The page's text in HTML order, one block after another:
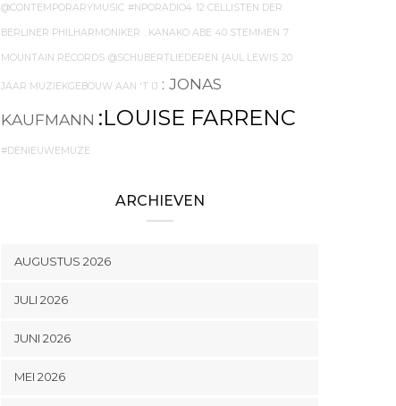
@CONTEMPORARYMUSIC #NPORADIO4 12 CELLISTEN DER
BERLINER PHILHARMONIKER . KANAKO ABE 40 STEMMEN 7
MOUNTAIN RECORDS @SCHUBERTLIEDEREN {AUL LEWIS 20
JAAR MUZIEKGEBOUW AAN 'T IJ : JONAS
KAUFMANN :LOUISE FARRENC
#DENIEUWEMUZE
ARCHIEVEN
AUGUSTUS 2026
JULI 2026
JUNI 2026
MEI 2026